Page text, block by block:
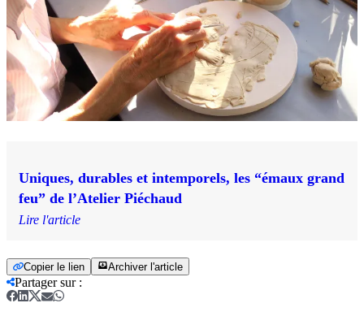
Uniques, durables et intemporels, les “émaux grand
feu” de l’Atelier Piéchaud
Lire l'article
Copier le lien Archiver l'article
Partager sur: